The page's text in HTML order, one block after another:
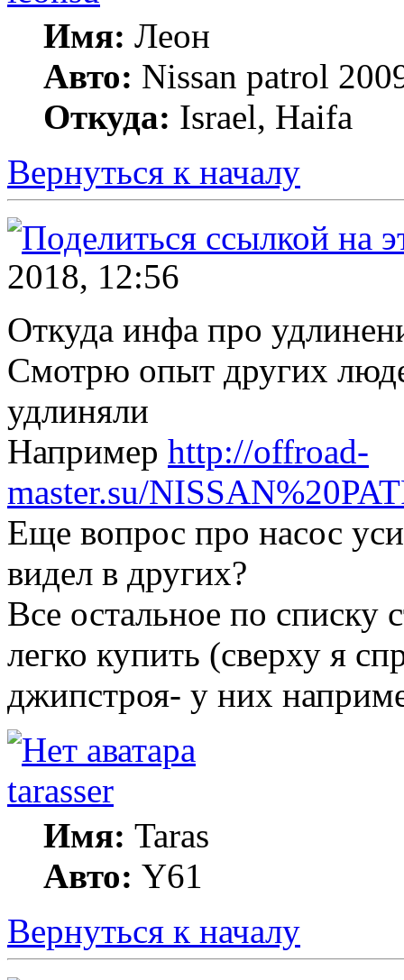
Имя: Леон
Авто: Nissan patrol
Откуда: Israel, Haifa
Вернуться к началу
2018, 12:56
Откуда инфа про
Смотрю опыт других
удлиняли
Например http://offroad-
master.su/
Еще вопрос про насос
видел в других?
Все остальное по
легко купить (сверху я
джипстроя- у них
tarasser
Имя: Taras
Авто: Y61
Вернуться к началу